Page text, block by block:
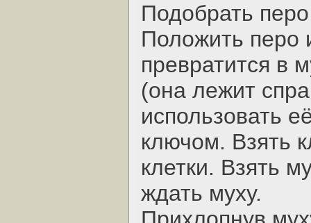
Подобрать
Положить перо
превратится в
(она лежит
использовать
ключом. Взять
клетки. Взять
ждать муху.